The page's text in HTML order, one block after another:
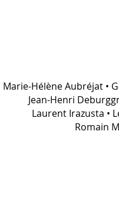
Marie-Hélène Aubréjat •
Jean-Henri
Laurent Irazusta •
Romain